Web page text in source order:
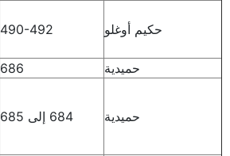
حكيم أوغلو 490-492
حميدية
686‍
حميدية 684 إلى 685